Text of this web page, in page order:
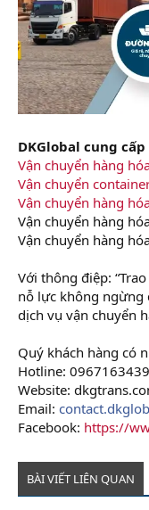
DKGlobal cung
Vận chuyển hàng
Vận chuyển
Vận chuyển hàng
Vận chuyển hàng
Vận chuyển hàng
Với thông điệp:
nỗ lực không ngừng
dịch vụ vận chuyển
Quý khách hàng có
Hotline:
Website:
Email:
Facebook: https://
BÀI VIẾT LIÊN QUAN